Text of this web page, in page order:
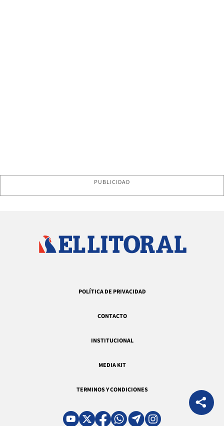
PUBLICIDAD
POLÍTICA DE PRIVACIDAD
CONTACTO
INSTITUCIONAL
MEDIA KIT
TERMINOS Y CONDICIONES